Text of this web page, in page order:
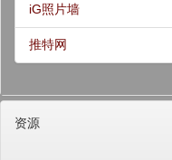
iG照片墙
推特网
资源